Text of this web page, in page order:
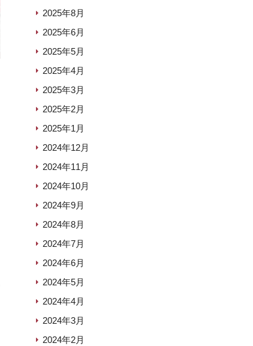
2025年8月
2025年6月
2025年5月
2025年4月
2025年3月
2025年2月
2025年1月
2024年12月
2024年11月
2024年10月
2024年9月
2024年8月
2024年7月
2024年6月
2024年5月
2024年4月
2024年3月
2024年2月